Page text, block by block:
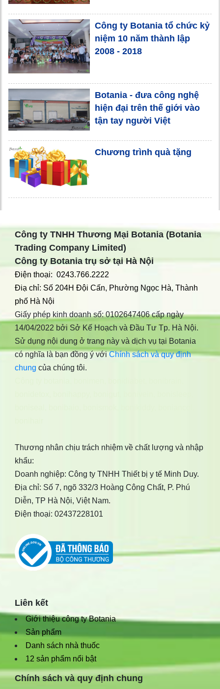
Công ty Botania tổ chức kỷ
niệm 10 năm thành lập
2008 - 2018
Botania - đưa công nghệ
hiện đại trên thế giới vào
tận tay người Việt
Chương trình quà tặng
Công ty TNHH Thương Mại Botania (Botania
Trading Company Limited)
Công ty Botania trụ sở tại Hà Nội
Điện thoại: 0243.766.2222
Điạ chỉ: Số 204H Đội Cấn, Phường Ngọc Hà, Thành
phố Hà Nội
Giấy phép kinh doanh số: 0102647406 cấp ngày
14/04/2022 bởi Sở Kế Hoạch và Đầu Tư Tp. Hà Nội.
Sử dụng nội dung ở trang này và dịch vụ tại Botania
có nghĩa là bạn đồng ý vớiChính sách và quy định
chung của chúng tôi.
Thương nhân chịu trách nhiệm về chất lượng và nhập
khẩu:
Doanh nghiệp: Công ty TNHH Thiết bị y tế Minh Duy.
Địa chỉ: Số 7, ngõ 332/3 Hoàng Công Chất, P. Phú
Diễn, TP Hà Nội, Việt Nam.
Điện thoại: 02437228101
Liên kết
Giới thiệu công ty Botania
Sản phẩm
Danh sách nhà thuốc
12 sản phẩm nổi bật
Chính sách và quy định chung